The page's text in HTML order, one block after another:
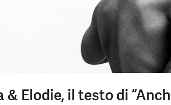
& Elodie, il testo di